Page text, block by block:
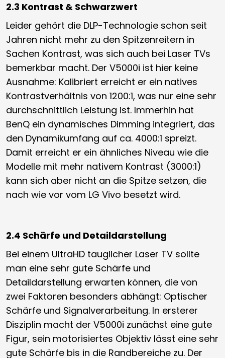
2.3 Kontrast & Schwarzwert
Leider gehört die DLP-Technologie schon seit
Jahren nicht mehr zu den Spitzenreitern in
Sachen Kontrast, was sich auch bei Laser TVs
bemerkbar macht. Der V5000i ist hier keine
Ausnahme: Kalibriert erreicht er ein natives
Kontrastverhältnis von 1200:1, was nur eine sehr
durchschnittlich Leistung ist. Immerhin hat
BenQ ein dynamisches Dimming integriert, das
den Dynamikumfang auf ca. 4000:1 spreizt.
Damit erreicht er ein ähnliches Niveau wie die
Modelle mit mehr nativem Kontrast (3000:1)
kann sich aber nicht an die Spitze setzen, die
nach wie vor vom LG Vivo besetzt wird.
2.4 Schärfe und Detaildarstellung
Bei einem UltraHD tauglicher Laser TV sollte
man eine sehr gute Schärfe und
Detaildarstellung erwarten können, die von
zwei Faktoren besonders abhängt: Optischer
Schärfe und Signalverarbeitung. In ersterer
Disziplin macht der V5000i zunächst eine gute
Figur, sein motorisiertes Objektiv lässt eine sehr
gute Schärfe bis in die Randbereiche zu. Der